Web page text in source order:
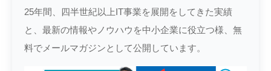
25年間、四半世紀以上IT事業を展開をしてきた実績
と、最新の情報やノウハウを中小企業に役立つ様、無
料でメールマガジンとして公開しています。